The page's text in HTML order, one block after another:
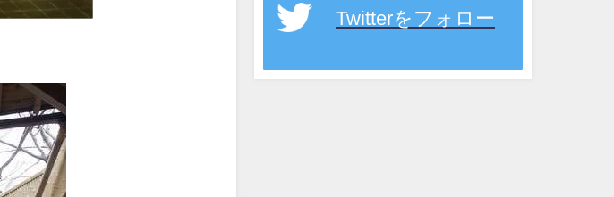
Twitterをフォロー